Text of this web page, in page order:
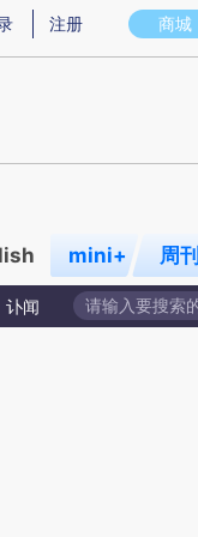
商城
注册
mini+ 周刊
讣闻